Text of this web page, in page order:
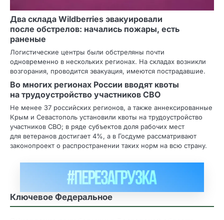
Два склада Wildberries эвакуировали
после обстрелов: начались пожары, есть
раненые
Логистические центры были обстреляны почти
одновременно в нескольких регионах. На складах возникли
возгорания, проводится эвакуация, имеются пострадавшие.
Во многих регионах России вводят квоты
на трудоустройство участников СВО
Не менее 37 российских регионов, а также аннексированные
Крым и Севастополь установили квоты на трудоустройство
участников СВО; в ряде субъектов доля рабочих мест
для ветеранов достигает 4%, а в Госдуме рассматривают
законопроект о распространении таких норм на всю страну.
Ключевое Федеральное